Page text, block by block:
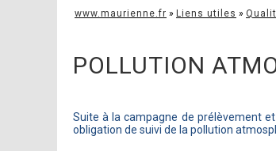
www.maurienne.fr » Liens utiles »
POLLUTION
Suite à la campagne de prélèvement et
obligation de suivi de la pollution